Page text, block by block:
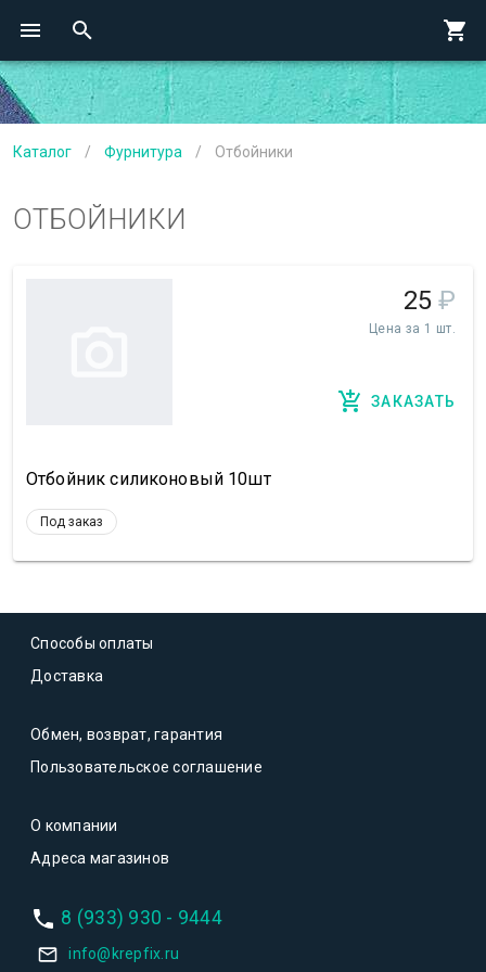
Каталог / Фурнитура / Отбойники
ОТБОЙНИКИ
25 ₽
Цена за 1 шт.
ЗАКАЗАТЬ
Отбойник силиконовый 10шт
Под заказ
Способы оплаты
Доставка
Обмен, возврат, гарантия
Пользовательское соглашение
О компании
Адреса магазинов
8 (933) 930 - 9444
info@krepfix.ru